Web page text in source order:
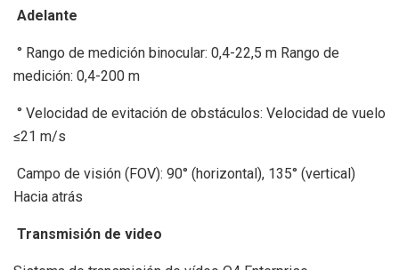
Adelante
° Rango de medición binocular: 0,4-22,5 m Rango de
medición: 0,4-200 m
° Velocidad de evitación de obstáculos: Velocidad de vuelo
≤21 m/s
Campo de visión (FOV): 90° (horizontal), 135° (vertical)
Hacia atrás
Transmisión de video